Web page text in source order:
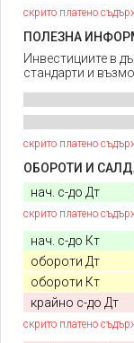
скрито платено
ПОЛЕЗНА
Инвестициите в
стандарти и
скрито платено
ОБОРОТИ И
нач. с-до Дт
скрито платено
нач. с-до Кт
обороти Дт
обороти Кт
крайно с-до Дт
скрито платено